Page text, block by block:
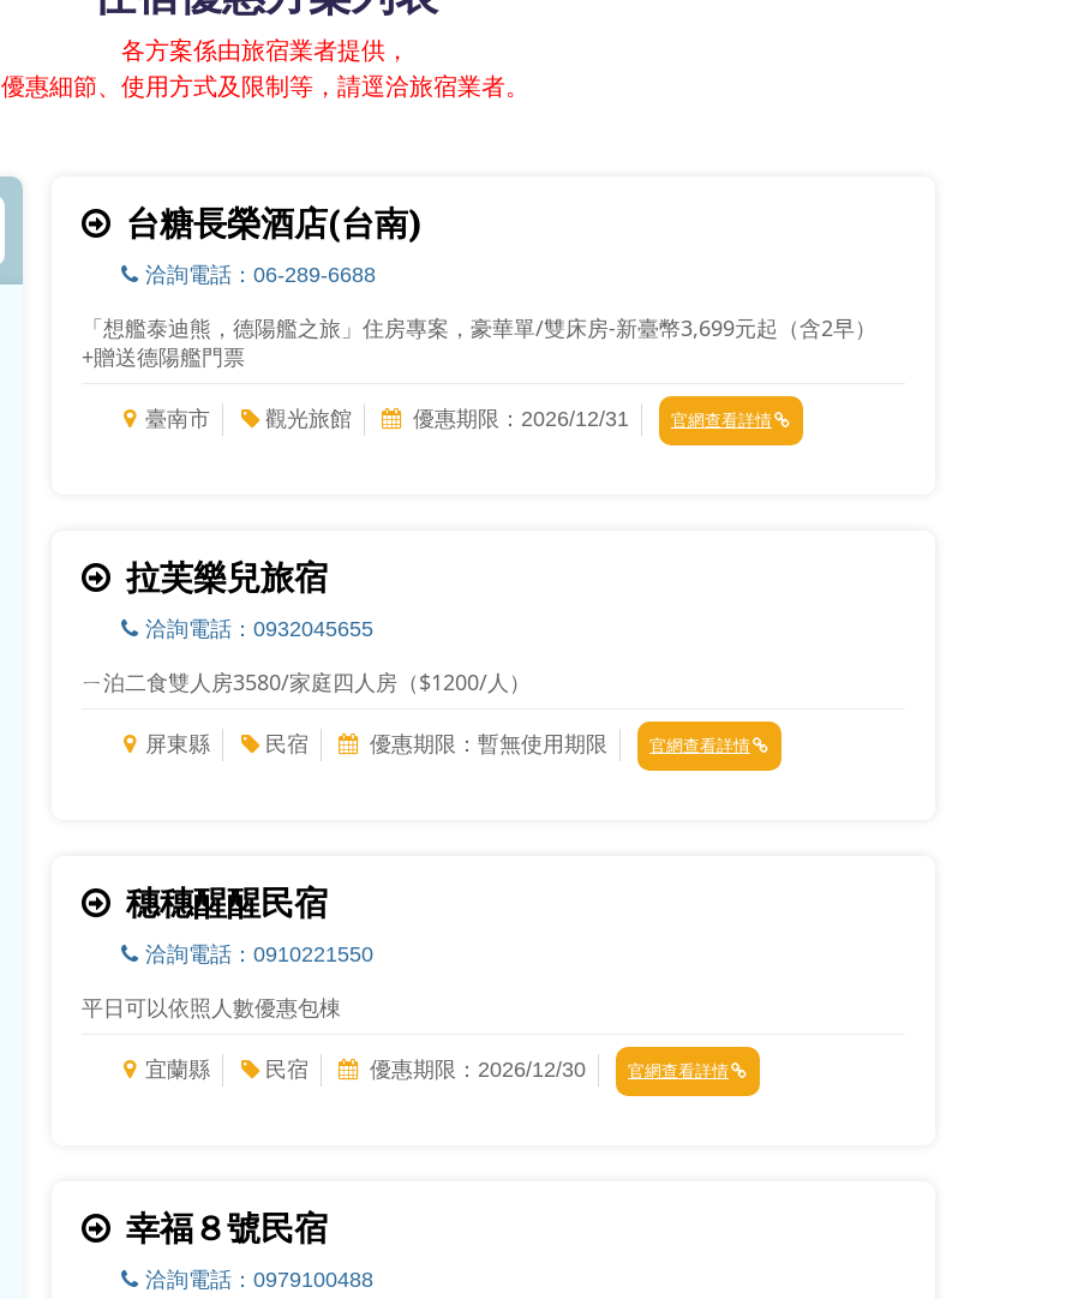
各方案係由旅宿業者提供，
優惠細節、使用方式及限制等，請逕洽旅宿業者。
台糖長榮酒店(台南)
洽詢電話：06-289-6688
「想艦泰迪熊，德陽艦之旅」住房專案，豪華單/雙床房-新臺幣3,699元起（含2早）
+贈送德陽艦門票
臺南市 觀光旅館 優惠期限：2026/12/31 官網查看詳情
拉芙樂兒旅宿
洽詢電話：0932045655
ㄧ泊二食雙人房3580/家庭四人房（$1200/人）
屏東縣 民宿 優惠期限：暫無使用期限 官網查看詳情
穗穗醒醒民宿
洽詢電話：0910221550
平日可以依照人數優惠包棟
宜蘭縣 民宿 優惠期限：2026/12/30 官網查看詳情
幸福８號民宿
洽詢電話：0979100488